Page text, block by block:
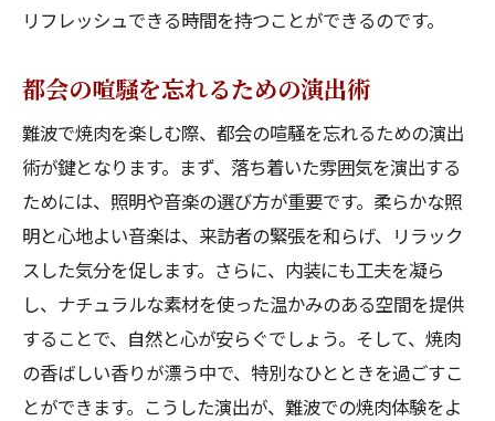
リフレッシュできる時間を持つことができるのです。
都会の喧騒を忘れるための演出術
難波で焼肉を楽しむ際、都会の喧騒を忘れるための演出
術が鍵となります。まず、落ち着いた雰囲気を演出する
ためには、照明や音楽の選び方が重要です。柔らかな照
明と心地よい音楽は、来訪者の緊張を和らげ、リラック
スした気分を促します。さらに、内装にも工夫を凝ら
し、ナチュラルな素材を使った温かみのある空間を提供
することで、自然と心が安らぐでしょう。そして、焼肉
の香ばしい香りが漂う中で、特別なひとときを過ごすこ
とができます。こうした演出が、難波での焼肉体験をよ